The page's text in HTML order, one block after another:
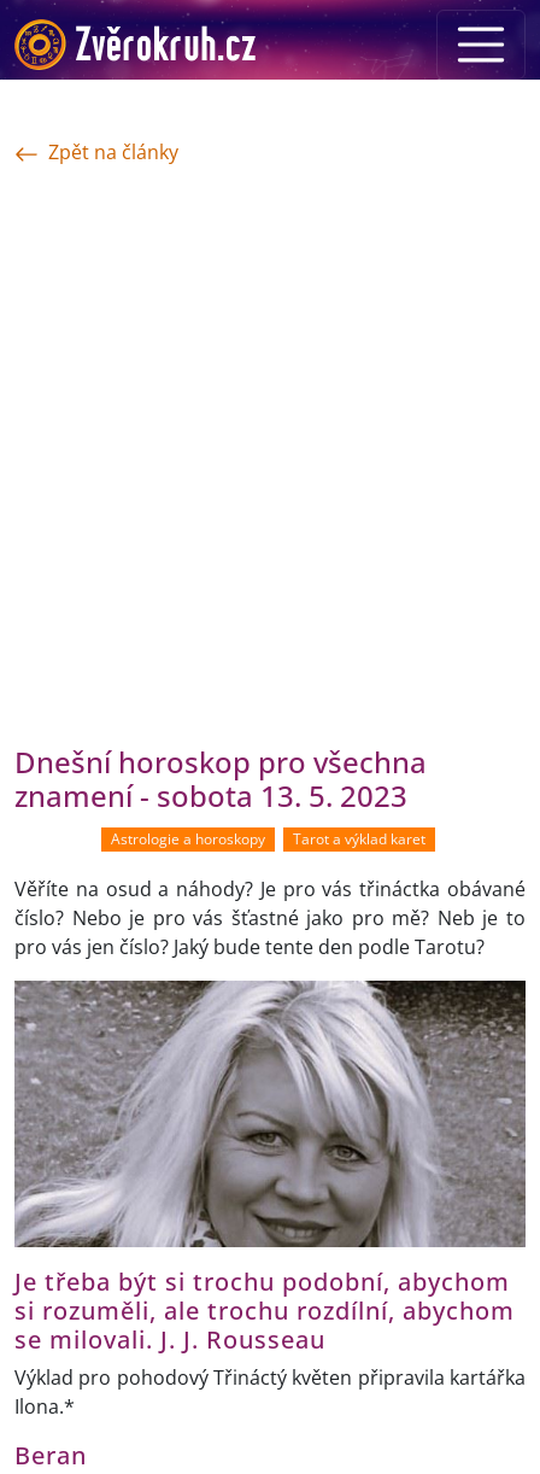
Zpět na články
Dnešní horoskop pro všechna
znamení - sobota 13. 5. 2023
Astrologie a horoskopy Tarot a výklad karet
Věříte na osud a náhody? Je pro vás třináctka obávané
číslo? Nebo je pro vás šťastné jako pro mě? Neb je to
pro vás jen číslo? Jaký bude tente den podle Tarotu?
Je třeba být si trochu podobní, abychom
si rozuměli, ale trochu rozdílní, abychom
se milovali. J. J. Rousseau
Výklad pro pohodový Třináctý květen připravila kartářka
Ilona.*
Beran